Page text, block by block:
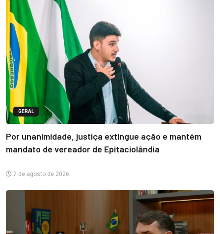
GERAL
Por unanimidade, justiça extingue ação e mantém
mandato de vereador de Epitaciolândia
7 de agosto de 2026